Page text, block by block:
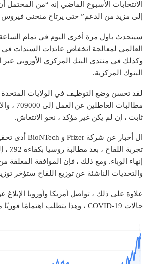
الانتخابات الأسبوع الماضي إنه “من المحتمل
إلى مزيد من الدعم” حتى يرتاح منحنى فيروس
العالمي لمعالجة انخفاض عائدات السندات في
وكذلك في منتدى البنك المركزي الأوروبي عبر
البنوك المركزية.
لقد تحسن وضع التوظيف في الولايات
مطالبات العاطلين عن العمل
إلى
ثابت ، إن لم يكن غير مؤكد ، نحو الانتعاش.
ال أخبار عن شركة Pfizer و BioNTech
تجربة
إنهاء الوباء. ومع ذلك ، فإن الموافقة المعلقة من
والتحديات الناشئة عن توزيع اللقاح ستؤخر
علاوة على ذلك ، تواصل أمريكا وأوروبا
حالات COVID-19 ، وهذا يتطلب اهتمامًا فوريًا من الحكومات.